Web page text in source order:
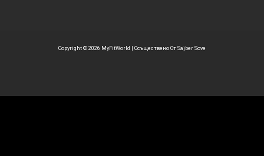
Copyright © 2026 MyFitWorld | Осъществено От Sajber Sove